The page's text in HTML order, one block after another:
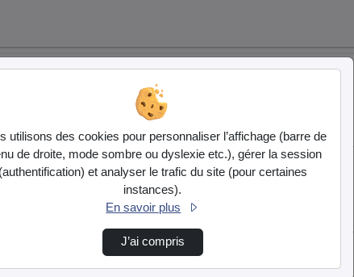
utilisons des cookies pour personnaliser l’affichage (barre de
de droite, mode sombre ou dyslexie etc.), gérer la session
(authentification) et analyser le trafic du site (pour certaines
instances).
En savoir plus
J’ai compris